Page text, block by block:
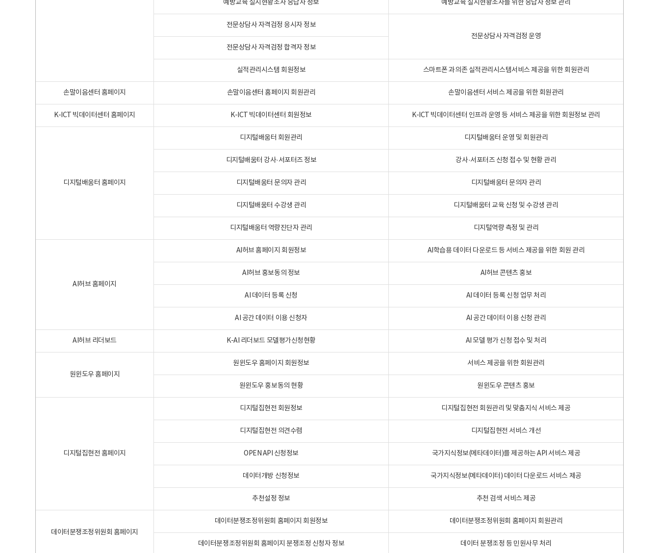
예방교육 실시현황조사 응답자 정보 예방교육 실시현황조사를 위한 응답자 정보 관리
전문상담사 자격검정 응시자 정보
전문상담사 자격검정 운영
전문상담사 자격검정 합격자 정보
실적관리시스템 회원정보 스마트폰 과의존 실적관리시스템서비스 제공을 위한 회원관리
손말이음센터 홈페이지 손말이음센터 홈페이지 회원관리 손말이음센터 서비스 제공을 위한 회원관리
K-ICT 빅데이터센터 홈페이지 K-ICT 빅데이터센터 회원정보 K-ICT 빅데이터센터 인프라 운영 등 서비스 제공을 위한 회원정보 관리
디지털배움터 홈페이지
디지털배움터 회원관리 디지털배움터 운영 및 회원관리
디지털배움터 강사·서포터즈 정보 강사·서포터즈 신청 접수 및 현황 관리
디지털배움터 문의자 관리 디지털배움터 문의자 관리
디지털배움터 수강생 관리 디지털배움터 교육 신청 및 수강생 관리
디지털배움터 역량진단자 관리 디지털역량 측정 및 관리
AI허브 홈페이지
AI허브 홈페이지 회원정보 AI학습용 데이터 다운로드 등 서비스 제공을 위한 회원 관리
AI허브 홍보동의 정보 AI허브 콘텐츠 홍보
AI 데이터 등록 신청 AI 데이터 등록 신청 업무 처리
AI 공간 데이터 이용 신청자 AI 공간 데이터 이용 신청 관리
AI허브 리더보드 K-AI 리더보드 모델평가신청현황 AI 모델 평가 신청 접수 및 처리
원윈도우 홈페이지
원윈도우 홈페이지 회원정보 서비스 제공을 위한 회원관리
원윈도우 홍보동의 현황 원윈도우 콘텐츠 홍보
디지털집현전 홈페이지
디지털집현전 회원정보 디지털집현전 회원관리 및 맞춤지식 서비스 제공
디지털집현전 의견수렴 디지털집현전 서비스 개선
OPEN API 신청정보 국가지식정보(메타데이터)를 제공하는 API 서비스 제공
데이터개방 신청정보 국가지식정보(메타데이터) 데이터 다운로드 서비스 제공
추천설정 정보 추천 검색 서비스 제공
데이터분쟁조정위원회 홈페이지
데이터분쟁조정위원회 홈페이지 회원정보 데이터분쟁조정위원회 홈페이지 회원관리
데이터분쟁조정위원회 홈페이지 분쟁조정 신청자 정보 데이터 분쟁조정 등 민원사무 처리